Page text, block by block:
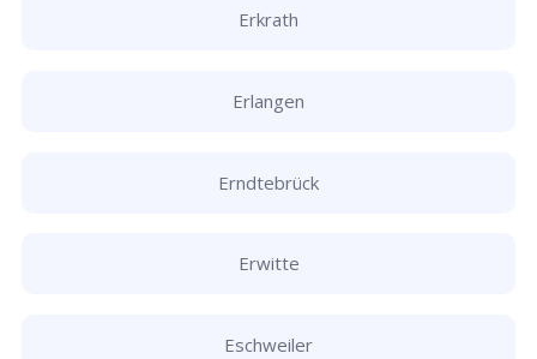
Erkrath
Erlangen
Erndtebrück
Erwitte
Eschweiler